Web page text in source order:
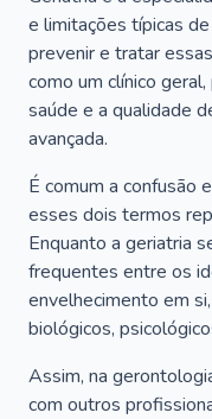
e limitações típicas
prevenir e tratar
como um clínico
saúde e a qualidade
avançada.
É comum a confusão
esses dois termos
Enquanto a geriatria
frequentes entre os
envelhecimento em
biológicos,
Assim, na
com outros